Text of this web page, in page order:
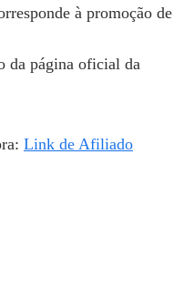
à promoção de
da página oficial da
Link de Afiliado